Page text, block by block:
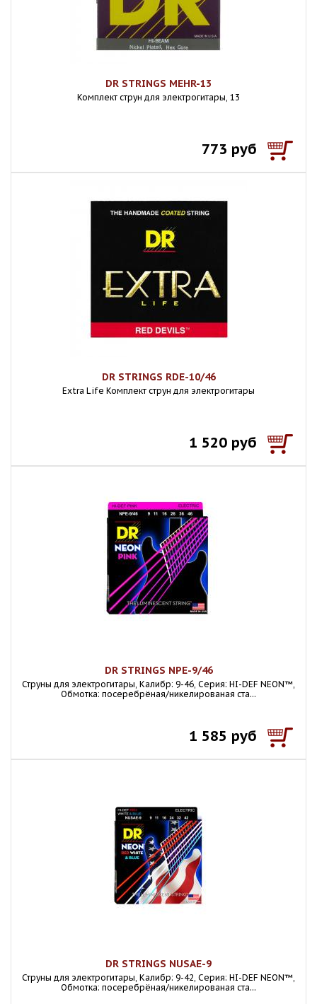
DR STRINGS MEHR-13
Комплект струн для электрогитары, 13
773 руб
DR STRINGS RDE-10/46
Extra Life Комплект струн для электрогитары
1 520 руб
DR STRINGS NPE-9/46
Струны для электрогитары, Калибр: 9-46, Серия: HI-DEF NEON™,
Обмотка: посеребрёная/никелированая ста...
1 585 руб
DR STRINGS NUSAE-9
Струны для электрогитары, Калибр: 9-42, Серия: HI-DEF NEON™,
Обмотка: посеребрёная/никелированая ста...